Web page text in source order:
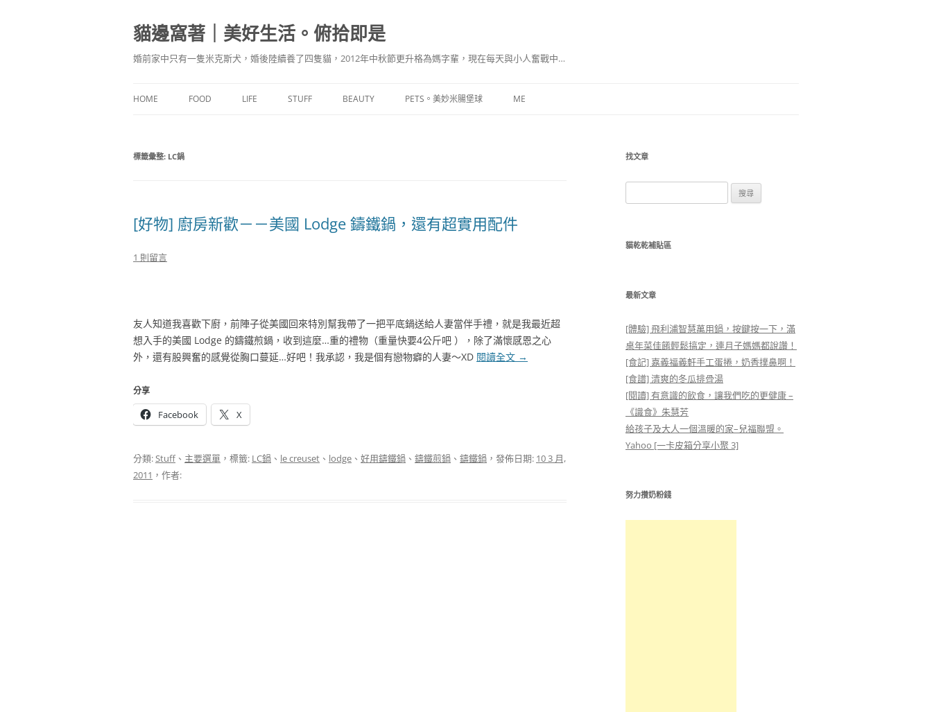
主
要
內
容
貓邊窩著｜美好生活。俯拾即是
婚前家中只有一隻米克斯犬，婚後陸續養了四隻貓，2012年中秋節更升格為媽字輩，現在每天與小人奮戰中…
HOME FOOD LIFE STUFF BEAUTY PETS。美妙米腸堡球 ME
標籤彙整: LC鍋
[好物] 廚房新歡－－美國 Lodge 鑄鐵鍋，還有超實用配件
1 則留言
友人知道我喜歡下廚，前陣子從美國回來特別幫我帶了一把平底鍋送給人妻當伴手禮，就是我最近超
想入手的美國 Lodge 的鑄鐵煎鍋，收到這麼…重的禮物（重量快要4公斤吧 ），除了滿懷感恩之心
外，還有股興奮的感覺從胸口蔓延…好吧！我承認，我是個有戀物癖的人妻～XD 閱讀全文 →
分享
Facebook X
分類:Stuff、 主要選單 ，標籤: LC鍋 、 le creuset 、 lodge 、 好用鑄鐵鍋 、 鑄鐵煎鍋 、 鑄鐵鍋 ，發佈日期: 10 3 月,
2011 ，作者:
找文章
尋
鍵
貓乾乾補貼區
最新文章
[體驗] 飛利浦智慧萬用鍋，按鍵按一下，滿
桌年菜佳餚輕鬆搞定，連月子媽媽都說讚！
[食記] 嘉義福義軒手工蛋捲，奶香撲鼻啊！
[食譜] 清爽的冬瓜排骨湯
[閱讀] 有意識的飲食，讓我們吃的更健康 –
《識食》朱慧芳
給孩子及大人一個溫暖的家–兒福聯盟。
Yahoo [一卡皮箱分享小聚 3]
努力攢奶粉錢